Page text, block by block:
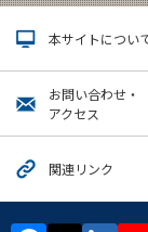
本サイトについ
お問い合わせ・
アクセス
関連リンク